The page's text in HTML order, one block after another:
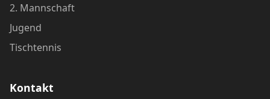
2. Mannschaft
Jugend
Tischtennis
Kontakt